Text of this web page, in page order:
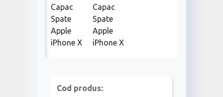
Cod produs: